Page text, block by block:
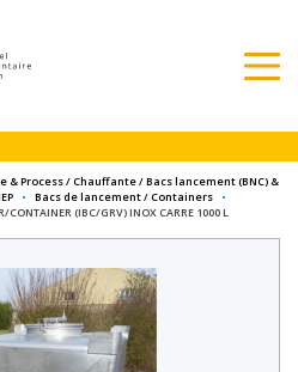
& Process / Chauffante / Bacs lancement (BNC) &
• Bacs de lancement / Containers
•
CONTAINER (IBC/GRV) INOX CARRE 1000 L